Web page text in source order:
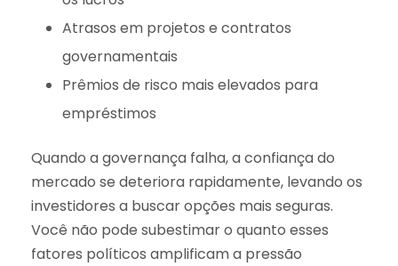
Atrasos em projetos e contratos
governamentais
Prêmios de risco mais elevados para
empréstimos
Quando a governança falha, a confiança do
mercado se deteriora rapidamente, levando os
investidores a buscar opções mais seguras.
Você não pode subestimar o quanto esses
fatores políticos amplificam a pressão